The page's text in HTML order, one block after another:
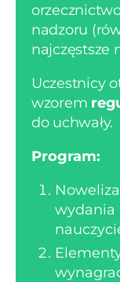
nadzoru
najczęstsze
Uczestnicy
wzorem
do uchwały.
Program:
wydania